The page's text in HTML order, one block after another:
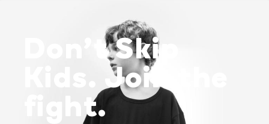
Don’t Skip
Kids. Join the
fight.